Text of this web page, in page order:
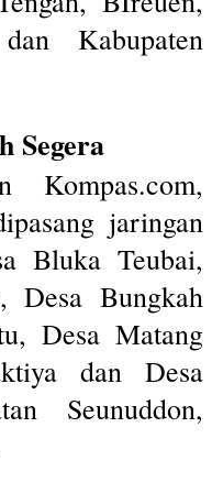
Kabupaten
Segera
Kompas.com,
jaringan
Bluka Teubai,
Desa Bungkah
Desa Matang
dan Desa
Seunuddon,